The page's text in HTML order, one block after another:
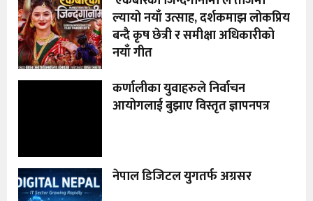
ल्यायो नयाँ उत्साह, दर्शकमाझ लोकप्रिय
बन्दै कृष छेत्री र समीक्षा अधिकारीको
नयाँ गीत
कर्णालीका युवाहरुले निर्वाचन
आयोगलाई बुझाए विस्तृत ज्ञापनपत्र
नेपाल डिजिटल युगतर्फ अग्रसर